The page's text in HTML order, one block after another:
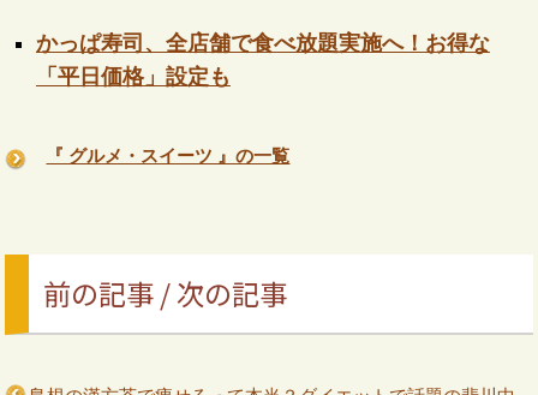
かっぱ寿司、全店舗で食べ放題実施へ！お得な
「平日価格」設定も
『 グルメ・スイーツ 』の一覧
前の記事 / 次の記事